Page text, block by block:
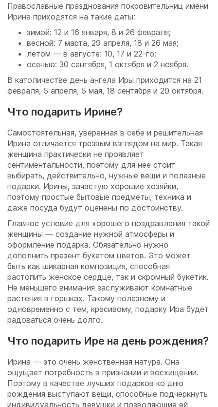
Православные празднования покровительниц имени
Ирина приходятся на такие даты:
зимой: 12 и 16 января, 8 и 26 февраля;
весной: 7 марта, 29 апреля, 18 и 26 мая;
летом — в августе: 10, 17 и 22-го;
осенью: 30 сентября, 1 октября и 2 ноября.
В католичестве день ангела Иры приходится на 21
февраля, 5 апреля, 5 мая, 18 сентября и 20 октября.
Что подарить Ирине?
Самостоятельная, уверенная в себе и решительная
Ирина отличается трезвым взглядом на мир. Такая
женщина практически не проявляет
сентиментальности, поэтому для нее стоит
выбирать, действительно, нужные вещи и полезные
подарки. Ирины, зачастую хорошие хозяйки,
поэтому простые бытовые предметы, техника и
даже посуда будут оценены по достоинству.
Главное условие для хорошего поздравления такой
женщины — создание нужной атмосферы и
оформление подарка. Обязательно нужно
дополнить презент букетом цветов. Это может
быть как шикарная композиция, способная
растопить женское сердце, так и скромный букетик.
Не меньшего внимания заслуживают комнатные
растения в горшках. Такому полезному и
одновременно с тем, красивому, подарку Ира будет
радоваться очень долго.
Что подарить Ире на день рождения?
Ирина — это очень женственная натура. Она
ощущает потребность в признании и восхищении.
Поэтому в качестве лучших подарков ко дню
рождения выступают вещи, способные подчеркнуть
индивидуальность девушки и позволяющие ей